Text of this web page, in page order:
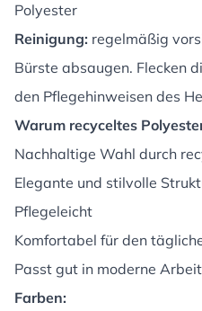
Polyester
Reinigung: regelmäßig
Bürste absaugen. Flecken
den Pflegehinweisen des
Warum recyceltes
Nachhaltige Wahl durch
Elegante und stilvolle
Pflegeleicht
Komfortabel für den
Passt gut in moderne
Farben: